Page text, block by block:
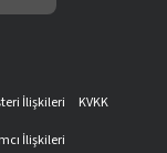
İlişkileri
KVKK
İlişkileri